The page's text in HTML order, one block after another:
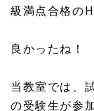
級満点合格の
良かったね！
当教室では、
の受験生が参